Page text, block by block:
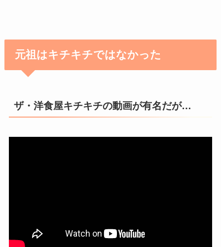
元祖はキチキチではなかった
ザ・洋食屋キチキチの動画が有名だが…